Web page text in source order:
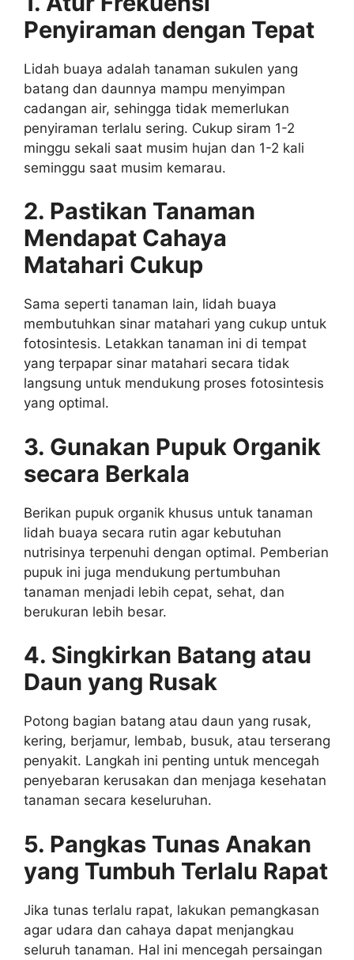
Penyiraman dengan Tepat
Lidah buaya adalah tanaman sukulen yang
batang dan daunnya mampu menyimpan
cadangan air, sehingga tidak memerlukan
penyiraman terlalu sering. Cukup siram 1-2
minggu sekali saat musim hujan dan 1-2 kali
seminggu saat musim kemarau.
2. Pastikan Tanaman
Mendapat Cahaya
Matahari Cukup
Sama seperti tanaman lain, lidah buaya
membutuhkan sinar matahari yang cukup untuk
fotosintesis. Letakkan tanaman ini di tempat
yang terpapar sinar matahari secara tidak
langsung untuk mendukung proses fotosintesis
yang optimal.
3. Gunakan Pupuk Organik
secara Berkala
Berikan pupuk organik khusus untuk tanaman
lidah buaya secara rutin agar kebutuhan
nutrisinya terpenuhi dengan optimal. Pemberian
pupuk ini juga mendukung pertumbuhan
tanaman menjadi lebih cepat, sehat, dan
berukuran lebih besar.
4. Singkirkan Batang atau
Daun yang Rusak
Potong bagian batang atau daun yang rusak,
kering, berjamur, lembab, busuk, atau terserang
penyakit. Langkah ini penting untuk mencegah
penyebaran kerusakan dan menjaga kesehatan
tanaman secara keseluruhan.
5. Pangkas Tunas Anakan
yang Tumbuh Terlalu Rapat
Jika tunas terlalu rapat, lakukan pemangkasan
agar udara dan cahaya dapat menjangkau
seluruh tanaman. Hal ini mencegah persaingan